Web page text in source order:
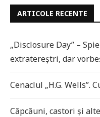
ARTICOLE RECENTE
„Disclosure Day” –
extratereștri, dar
Cenaclul „H.G. Wells”.
Căpcăuni, castori și